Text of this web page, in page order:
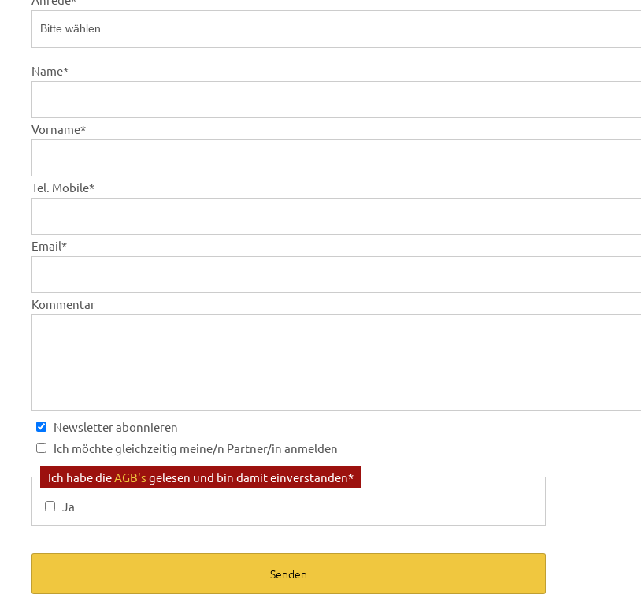
Name*
Vorname*
Tel. Mobile*
Email*
Kommentar
Newsletter abonnieren
Ich möchte gleichzeitig meine/n Partner/in anmelden
Anmeldung Partner/in:
Mein/e Partner/in ist bereits registriert (Angabe von E-Mail reicht aus)
Ich habe die AGB's gelesen und bin damit einverstanden*
Ja